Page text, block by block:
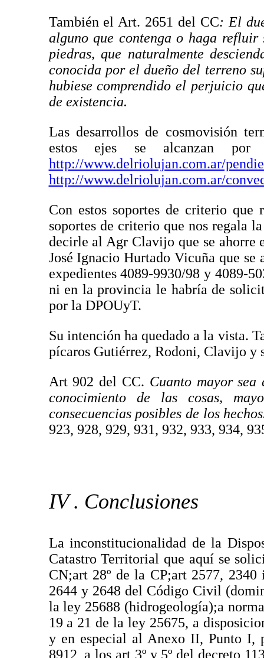
También el Art. 2651 del CC: El
alguno que contenga o haga refluir
piedras, que naturalmente
conocida por el dueño del terreno
hubiese comprendido el perjuicio
de existencia.
Las desarrollos de cosmovisión
estos ejes se alcanzan
http://www.delriolujan.com.ar/
http://www.delriolujan.com.ar/
Con estos soportes de criterio
soportes de criterio que nos regala
decirle al Agr Clavijo que se ahorre
José Ignacio Hurtado Vicuña que se
expedientes 4089-9930/98 y 4089-
ni en la provincia le habría de
por la DPOUyT.
Su intención ha quedado a la vista.
pícaros Gutiérrez, Rodoni, Clavijo y
Art 902 del CC. Cuanto mayor
conocimiento de las cosas,
consecuencias posibles de los
923, 928, 929, 931, 932, 933, 934,
IV . Conclusiones
La inconstitucionalidad de la
Catastro Territorial que aquí se
CN;art 28º de la CP;art 2577,
2644 y 2648 del Código Civil
la ley 25688 (hidrogeología);a
19 a 21 de la ley 25675, a
y en especial al Anexo II, Punto I,
8912, a los art 3º y 5º del decreto